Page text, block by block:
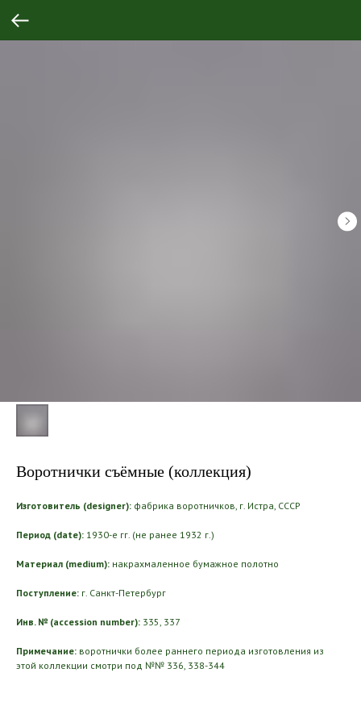
Воротнички съёмные (коллекция)
Изготовитель (designer): фабрика воротничков, г. Истра, СССР
Период (date): 1930-е гг. (не ранее 1932 г.)
Материал (medium): накрахмаленное бумажное полотно
Поступление: г. Санкт-Петербург
Инв. № (accession number): 335, 337
Примечание: воротнички более раннего периода изготовления из
этой коллекции смотри под №№ 336, 338-344